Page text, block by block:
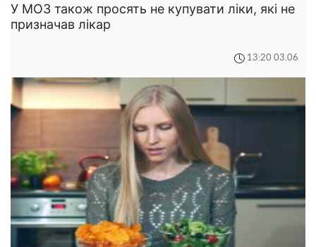
У МОЗ також просять не купувати ліки, які не
призначав лікар
13:20 03.06